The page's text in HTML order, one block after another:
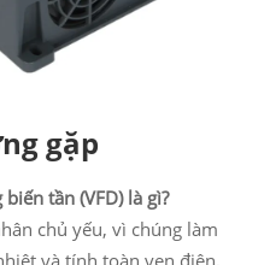
gặp
tần (VFD) là gì?
chủ yếu, vì chúng làm
và tính toàn vẹn điện,